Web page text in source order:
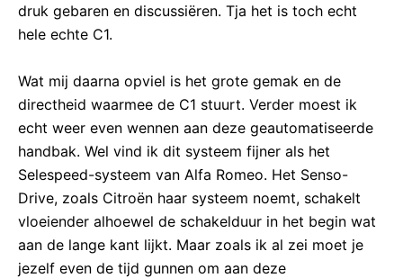
druk gebaren en discussiëren. Tja het is toch echt
hele echte C1.
Wat mij daarna opviel is het grote gemak en de
directheid waarmee de C1 stuurt. Verder moest ik
echt weer even wennen aan deze geautomatiseerde
handbak. Wel vind ik dit systeem fijner als het
Selespeed-systeem van Alfa Romeo. Het Senso-
Drive, zoals Citroën haar systeem noemt, schakelt
vloeiender alhoewel de schakelduur in het begin wat
aan de lange kant lijkt. Maar zoals ik al zei moet je
jezelf even de tijd gunnen om aan deze